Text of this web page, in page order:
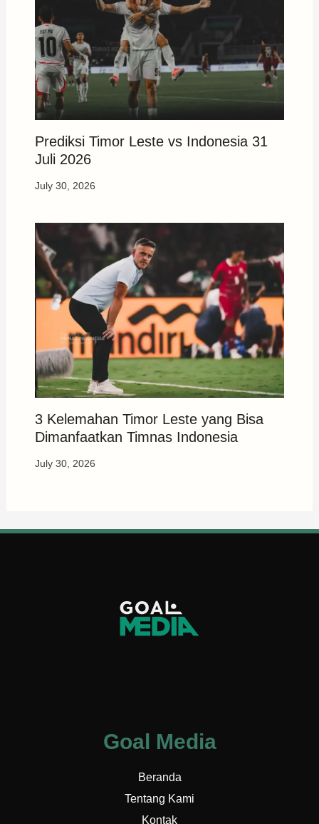
Prediksi Timor Leste vs Indonesia 31
Juli 2026
July 30, 2026
3 Kelemahan Timor Leste yang Bisa
Dimanfaatkan Timnas Indonesia
July 30, 2026
Goal Media
Beranda
Tentang Kami
Kontak